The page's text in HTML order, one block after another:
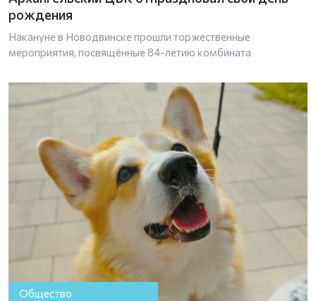
рождения
Накануне в Новодвинске прошли торжественные
мероприятия, посвящённые 84-летию комбината
Общество